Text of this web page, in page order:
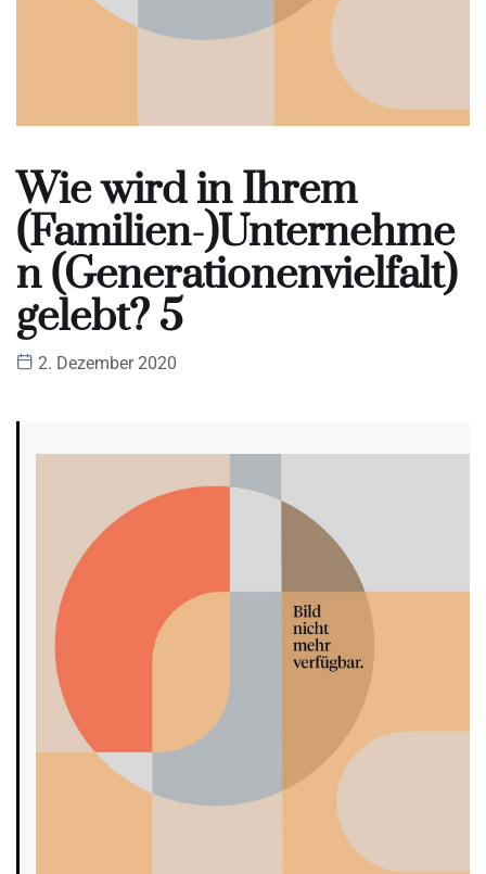
Wie wird in Ihrem
(Familien-)Unternehme
n (Generationenvielfalt)
gelebt? 5
2. Dezember 2020